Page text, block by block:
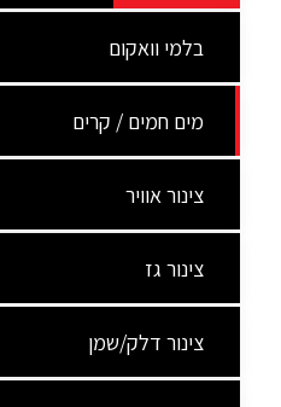
בלמי וואקום
מים חמים / קרים
צינור אוויר
צינור גז
צינור דלק/שמן